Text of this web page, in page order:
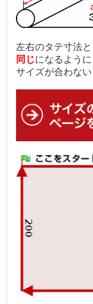
左右のタテ寸法
同じになるように
サイズが合わな